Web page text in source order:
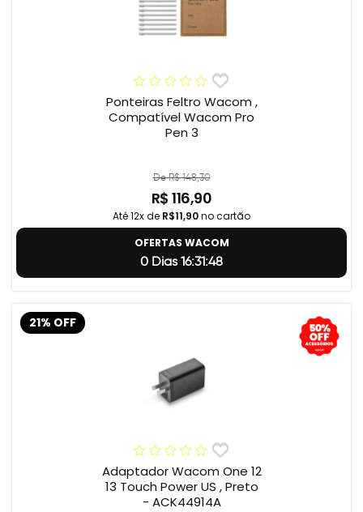
Ponteiras Feltro Wacom ,
Compatível Wacom Pro
Pen 3
De R$ 148,30
R$ 116,90
Até 12x de R$11,90no cartão
OFERTAS WACOM
0 Dias 16:31:47
21% OFF
Adaptador Wacom One 12
13 Touch Power US , Preto
- ACK44914A